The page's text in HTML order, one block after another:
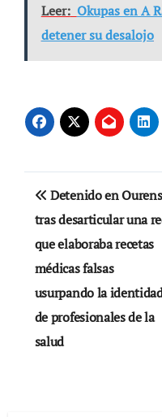
Leer: Okupas en A
detener su desalojo
de
entradas
Detenido en
tras desarticular una
que elaboraba recetas
médicas falsas
usurpando la
de profesionales de la
salud